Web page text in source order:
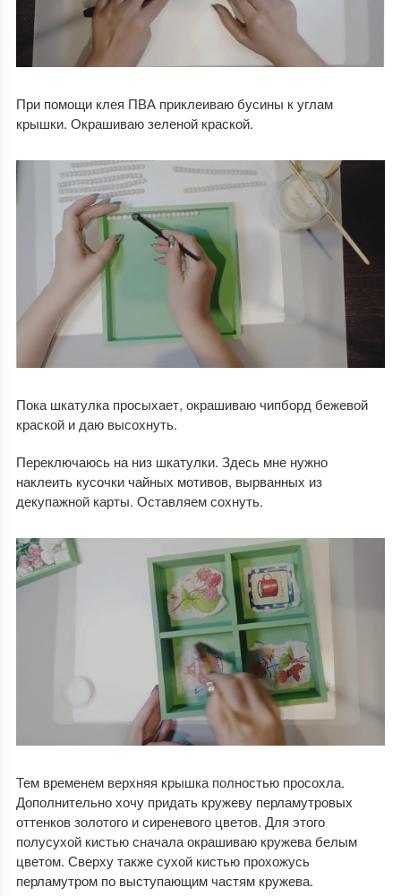
При помощи клея ПВА приклеиваю бусины к углам
крышки. Окрашиваю зеленой краской.
Пока шкатулка просыхает, окрашиваю чипборд бежевой
краской и даю высохнуть.
Переключаюсь на низ шкатулки. Здесь мне нужно
наклеить кусочки чайных мотивов, вырванных из
декупажной карты. Оставляем сохнуть.
Тем временем верхняя крышка полностью просохла.
Дополнительно хочу придать кружеву перламутровых
оттенков золотого и сиреневого цветов. Для этого
полусухой кистью сначала окрашиваю кружева белым
цветом. Сверху также сухой кистью прохожусь
перламутром по выступающим частям кружева.